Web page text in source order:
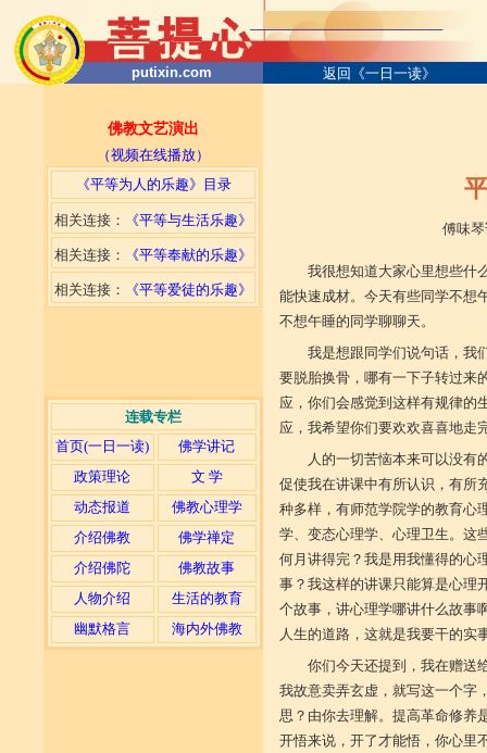
putixin.com 返回《一日一读》
佛教文艺演出
（视频在线播放）
连载专栏
首页(一日一读)
佛学讲记
政策理论
文 学
动态报道
佛教心理学
介绍佛教
佛学禅定
介绍佛陀
佛教故事
人物介绍
生活的教育
幽默格言
海内外佛教
平
傅味琴讲演
我很想知道大家心里想些什
能快速成材。今天有些同学不想
不想午睡的同学聊聊天。
我是想跟同学们说句话，我
要脱胎换骨，哪有一下子转过来
应，你们会感觉到这样有规律的
应，我希望你们要欢欢喜喜地走
人的一切苦恼本来可以没有
促使我在讲课中有所认识，有所
种多样，有师范学院学的教育心
学、变态心理学、心理卫生。这
何月讲得完？我是用我懂得的心
事？我这样的讲课只能算是心理
个故事，讲心理学哪讲什么故事
人生的道路，这就是我要干的实
你们今天还提到，我在赠送
我故意卖弄玄虚，就写这一个字
思？由你去理解。提高革命修养
开悟来说，开了才能悟，你心里
《平等为人的乐趣》目录
相关连接： 《平等与生活乐趣》
相关连接： 《平等奉献的乐趣》
相关连接： 《平等爱徒的乐趣》